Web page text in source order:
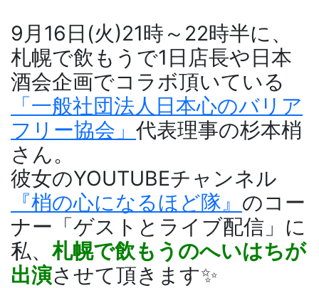
9月16日(火)21時～22時半に、
札幌で飲もうで1日店長や日本
酒会企画でコラボ頂いている
「一般社団法人日本心のバリア
フリー協会」 代表理事の杉本梢
さん。
彼女のYOUTUBEチャンネル
『梢の心になるほど隊』 のコー
ナー「ゲストとライブ配信」に
私、 札幌で飲もうのへいはちが
出演させて頂きます✨